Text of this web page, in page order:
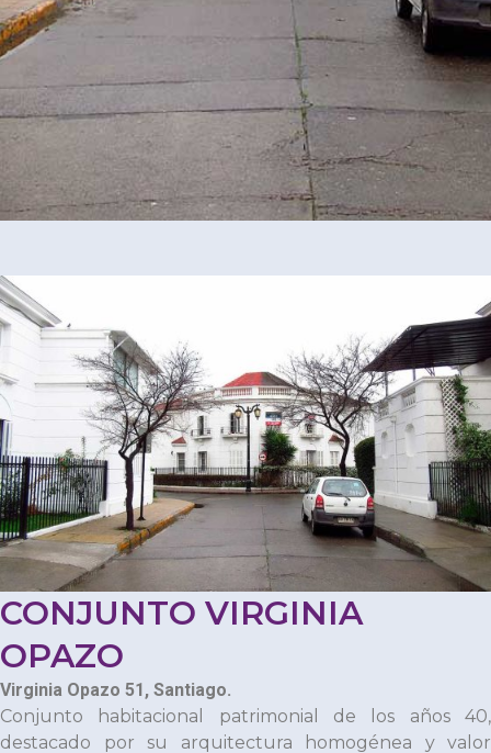
CONJUNTO VIRGINIA
OPAZO
Virginia Opazo 51, Santiago.
Conjunto habitacional patrimonial de los años 40,
destacado por su arquitectura homogénea y valor